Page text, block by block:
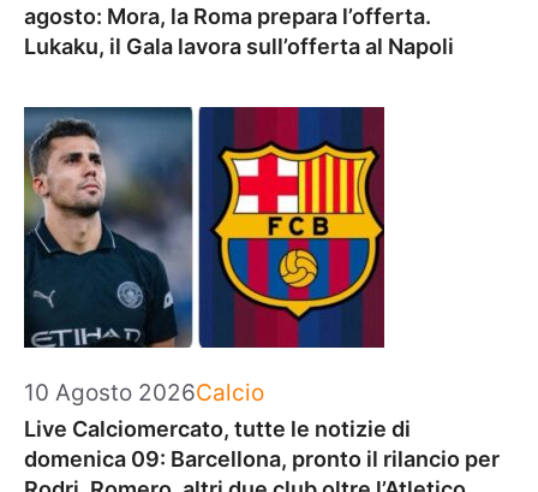
agosto: Mora, la Roma prepara l’offerta.
Lukaku, il Gala lavora sull’offerta al Napoli
10 Agosto 2026Categorie
Calcio
Live Calciomercato, tutte le notizie di
domenica 09: Barcellona, pronto il rilancio per